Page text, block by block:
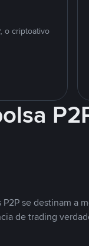
o criptoativo
se destinam a
de trading